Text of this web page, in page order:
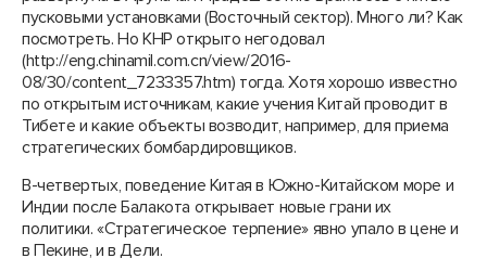
пусковыми установками (Восточный сектор). Много ли? Как
посмотреть. Но КНР открыто негодовал
(http://eng.chinamil.com.cn/view/2016-
08/30/content_7233357.htm) тогда. Хотя хорошо известно
по открытым источникам, какие учения Китай проводит в
Тибете и какие объекты возводит, например, для приема
стратегических бомбардировщиков.
В-четвертых, поведение Китая в Южно-Китайском море и
Индии после Балакота открывает новые грани их
политики. «Стратегическое терпение» явно упало в цене и
в Пекине, и в Дели.